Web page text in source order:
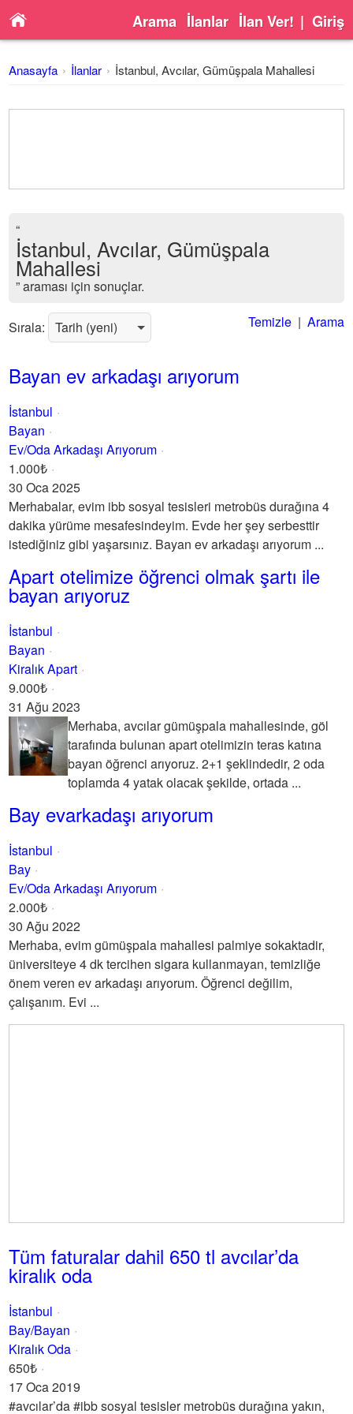
Arama İlanlar İlan Ver! | Giriş
Anasayfa İlanlar İstanbul, Avcılar, Gümüşpala Mahallesi
“
İstanbul, Avcılar, Gümüşpala
Mahallesi
” araması için sonuçlar.
Sırala: Temizle| Arama
Bayan ev arkadaşı arıyorum
İstanbul
Bayan
Ev/Oda Arkadaşı Arıyorum
1.000₺
30 Oca 2025
Merhabalar, evim ibb sosyal tesisleri metrobüs durağına 4
dakika yürüme mesafesindeyim. Evde her şey serbesttir
istediğiniz gibi yaşarsınız. Bayan ev arkadaşı arıyorum ...
Apart otelimize öğrenci olmak şartı ile
bayan arıyoruz
İstanbul
Bayan
Kiralık Apart
9.000₺
31 Ağu 2023
Merhaba, avcılar gümüşpala mahallesinde, göl
tarafında bulunan apart otelimizin teras katına
bayan öğrenci arıyoruz. 2+1 şeklindedir, 2 oda
toplamda 4 yatak olacak şekilde, ortada ...
Bay evarkadaşı arıyorum
İstanbul
Bay
Ev/Oda Arkadaşı Arıyorum
2.000₺
30 Ağu 2022
Merhaba, evim gümüşpala mahallesi palmiye sokaktadir,
üniversiteye 4 dk tercihen sigara kullanmayan, temizliğe
önem veren ev arkadaşı arıyorum. Öğrenci değilim,
çalışanım. Evi ...
Tüm faturalar dahil 650 tl avcılar’da
kiralık oda
İstanbul
Bay/Bayan
Kiralık Oda
650₺
17 Oca 2019
#avcılar’da #ibb sosyal tesisler metrobüs durağına yakın,